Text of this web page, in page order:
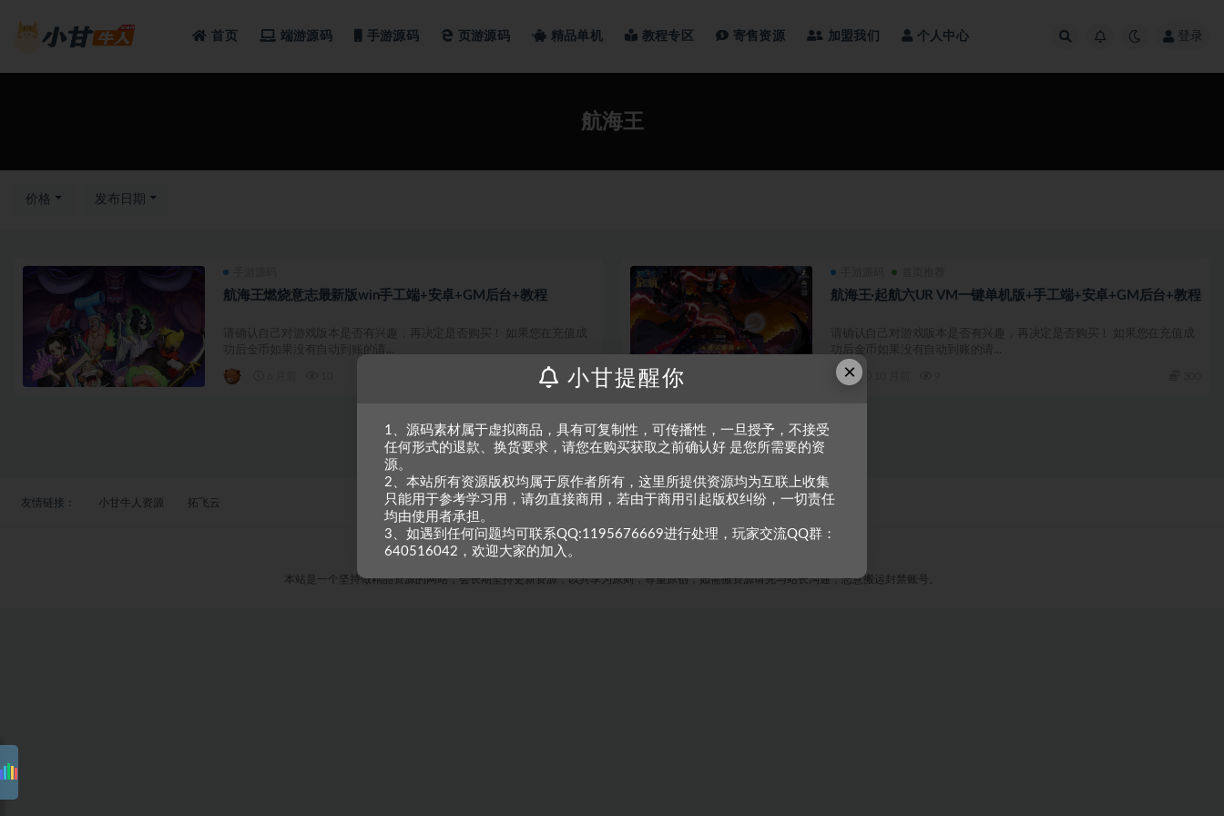
首页 端游源码 手游源码 页游源码 精品单机 教程专区 寄售资源 加盟我们 个人中心 登录
航海王
价格 发布日期
航海王燃烧意志最新版win手工端+安卓+GM后台+教程
请确认自己对游戏版本是否有兴趣，再决定是否购买！ 如果您在充值成
功后金币如果没有自动到账的请...
200
航海王·起航六UR VM一键单机版+手工端+安卓+GM后台+教程
请确认自己对游戏版本是否有兴趣，再决定是否购买！ 如果您在充值成
功后金币如果没有自动到账的请...
友情链接： 小甘牛人资源 拓飞云
Copyright © 2023 小甘牛人资源网
本站是一个坚持做精品资源的网站，会长期坚持更新资源，以共享为原则，尊重原创，如需搬资源请先与站长沟通，恶意搬运封禁账号。
×
小甘提醒你
1、源码素材属于虚拟商品，具有可复制性，可传播性，一旦授予，不接受
任何形式的退款、换货要求，请您在购买获取之前确认好 是您所需要的资
源。
2、本站所有资源版权均属于原作者所有，这里所提供资源均为互联上收集
只能用于参考学习用，请勿直接商用，若由于商用引起版权纠纷，一切责任
均由使用者承担。
3、如遇到任何问题均可联系QQ:1195676669进行处理，玩家交流QQ群：
640516042，欢迎大家的加入。